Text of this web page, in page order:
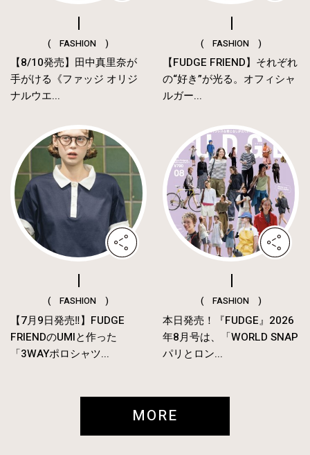
( FASHION )
【8/10発売】田中真里奈が
手がける《ファッジ オリジ
ナルウエ...
( FASHION )
【FUDGE FRIEND】それぞれ
の“好き”が光る。オフィシャ
ルガー...
( FASHION )
【7月9日発売‼︎】FUDGE
FRIENDのUMIと作った
「3WAYポロシャツ...
( FASHION )
本日発売！『FUDGE』2026
年8月号は、「WORLD SNAP
パリとロン...
MORE